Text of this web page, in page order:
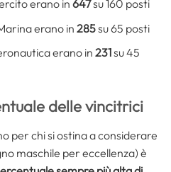
erano in 647su 160 posti
erano in 285su 65 posti
erano in231su 45
delle vincitrici
per chi si ostina a considerare
maschile per eccellenza) è